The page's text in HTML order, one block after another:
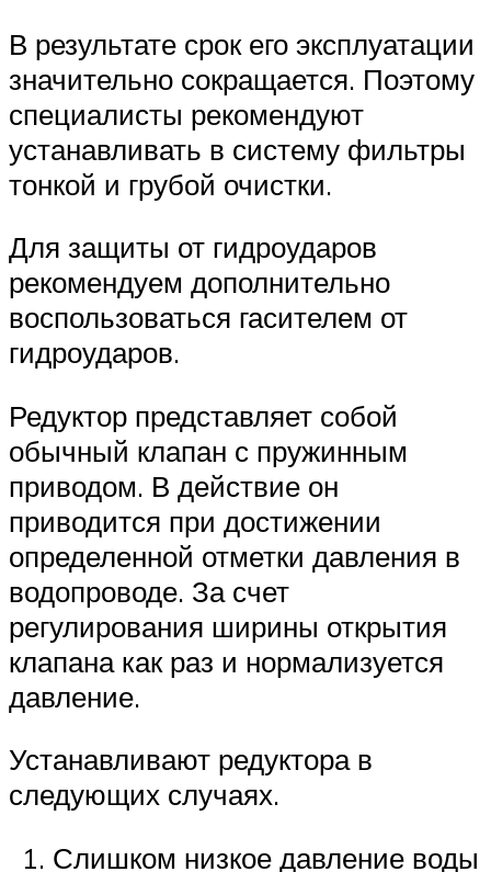
В результате срок его эксплуатации
значительно сокращается. Поэтому
специалисты рекомендуют
устанавливать в систему фильтры
тонкой и грубой очистки.
Для защиты от гидроударов
рекомендуем дополнительно
воспользоваться гасителем от
гидроударов.
Редуктор представляет собой
обычный клапан с пружинным
приводом. В действие он
приводится при достижении
определенной отметки давления в
водопроводе. За счет
регулирования ширины открытия
клапана как раз и нормализуется
давление.
Устанавливают редуктора в
следующих случаях.
Слишком низкое давление воды